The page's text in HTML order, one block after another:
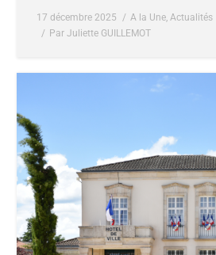
17 décembre 2025 A la Une,Actualités
ParJuliette GUILLEMOT